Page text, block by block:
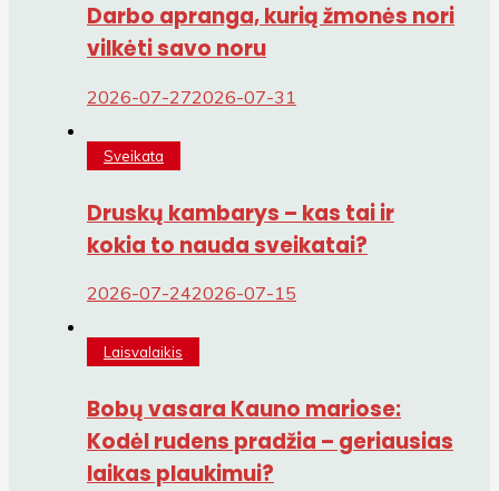
Darbo apranga, kurią žmonės nori
vilkėti savo noru
2026-07-272026-07-31
Sveikata
Druskų kambarys – kas tai ir
kokia to nauda sveikatai?
2026-07-242026-07-15
Laisvalaikis
Bobų vasara Kauno mariose:
Kodėl rudens pradžia – geriausias
laikas plaukimui?